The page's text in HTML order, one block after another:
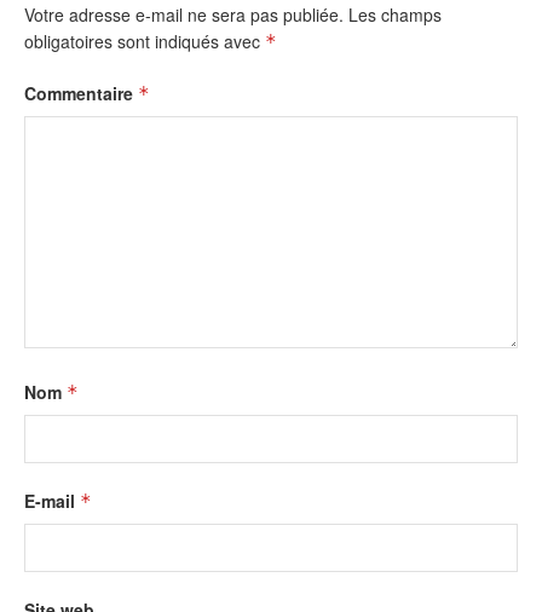
Votre adresse e-mail ne sera pas publiée. Les champs
obligatoires sont indiqués avec *
Commentaire *
Nom *
E-mail *